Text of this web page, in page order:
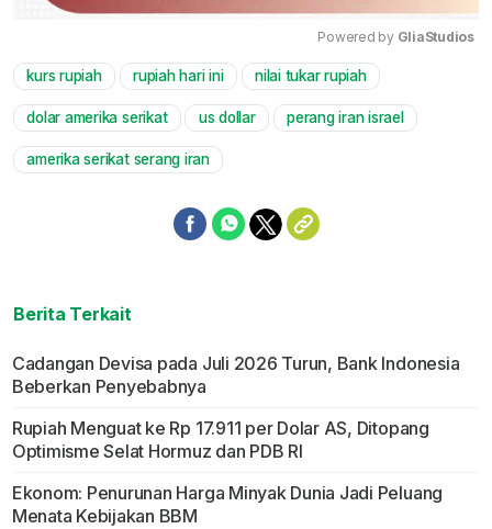
Powered by GliaStudios
kurs rupiah rupiah hari ini nilai tukar rupiah
dolar amerika serikat us dollar perang iran israel
amerika serikat serang iran
Berita Terkait
Cadangan Devisa pada Juli 2026 Turun, Bank Indonesia
Beberkan Penyebabnya
Rupiah Menguat ke Rp 17.911 per Dolar AS, Ditopang
Optimisme Selat Hormuz dan PDB RI
Ekonom: Penurunan Harga Minyak Dunia Jadi Peluang
Menata Kebijakan BBM